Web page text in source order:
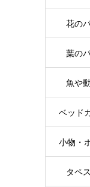
花の
葉の
魚や
ベッド
小物・
タペ